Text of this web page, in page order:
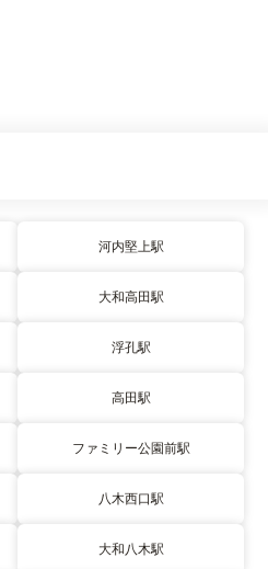
河内堅上駅
大和高田駅
浮孔駅
高田駅
ファミリー公園前駅
八木西口駅
大和八木駅